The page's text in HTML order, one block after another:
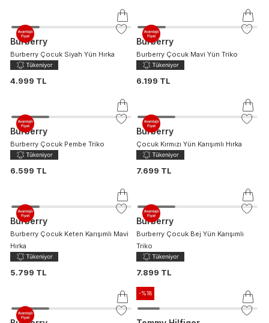
Burberry
Burberry Çocuk Siyah Yün Hırka
4.999 TL
Burberry
Burberry Çocuk Mavi Yün Triko
6.199 TL
Burberry
Burberry Çocuk Pembe Triko
6.599 TL
Burberry
Çocuk Kırmızı Yün Karışımlı Hırka
7.699 TL
Burberry
Burberry Çocuk Keten Karışımlı Mavi
Hırka
5.799 TL
Burberry
Burberry Çocuk Bej Yün Karışımlı
Triko
7.899 TL
-%18